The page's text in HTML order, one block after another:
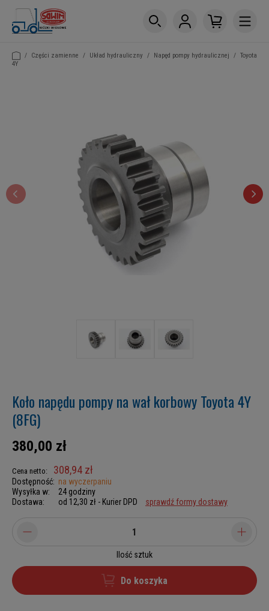
/ Części zamienne / Układ hydrauliczny / Napęd pompy hydraulicznej / Toyota
4Y
Koło napędu pompy na wał korbowy Toyota 4Y
(8FG)
380,00 zł
Cena netto: 308,94 zł
Dostępność: na wyczerpaniu
Wysyłka w:
24 godziny
Dostawa:
od 12,30 zł - Kurier DPD sprawdź formy dostawy
Ilość sztuk
Do koszyka